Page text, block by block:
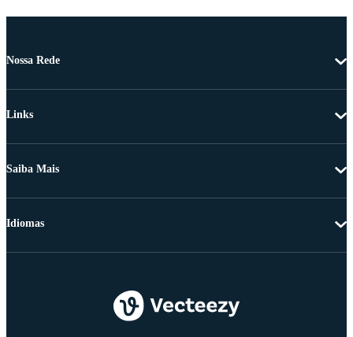
Nossa Rede
Links
Saiba Mais
Idiomas